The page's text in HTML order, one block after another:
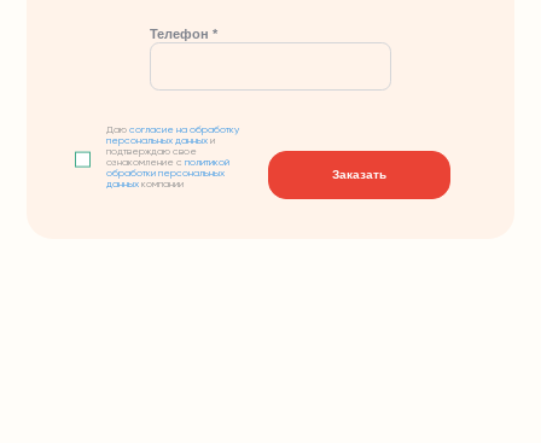
Телефон *
Даюсогласие на обработку
персональных данных и
подтверждаю свое
ознакомление сполитикой
обработки персональных
данных компании
Заказать